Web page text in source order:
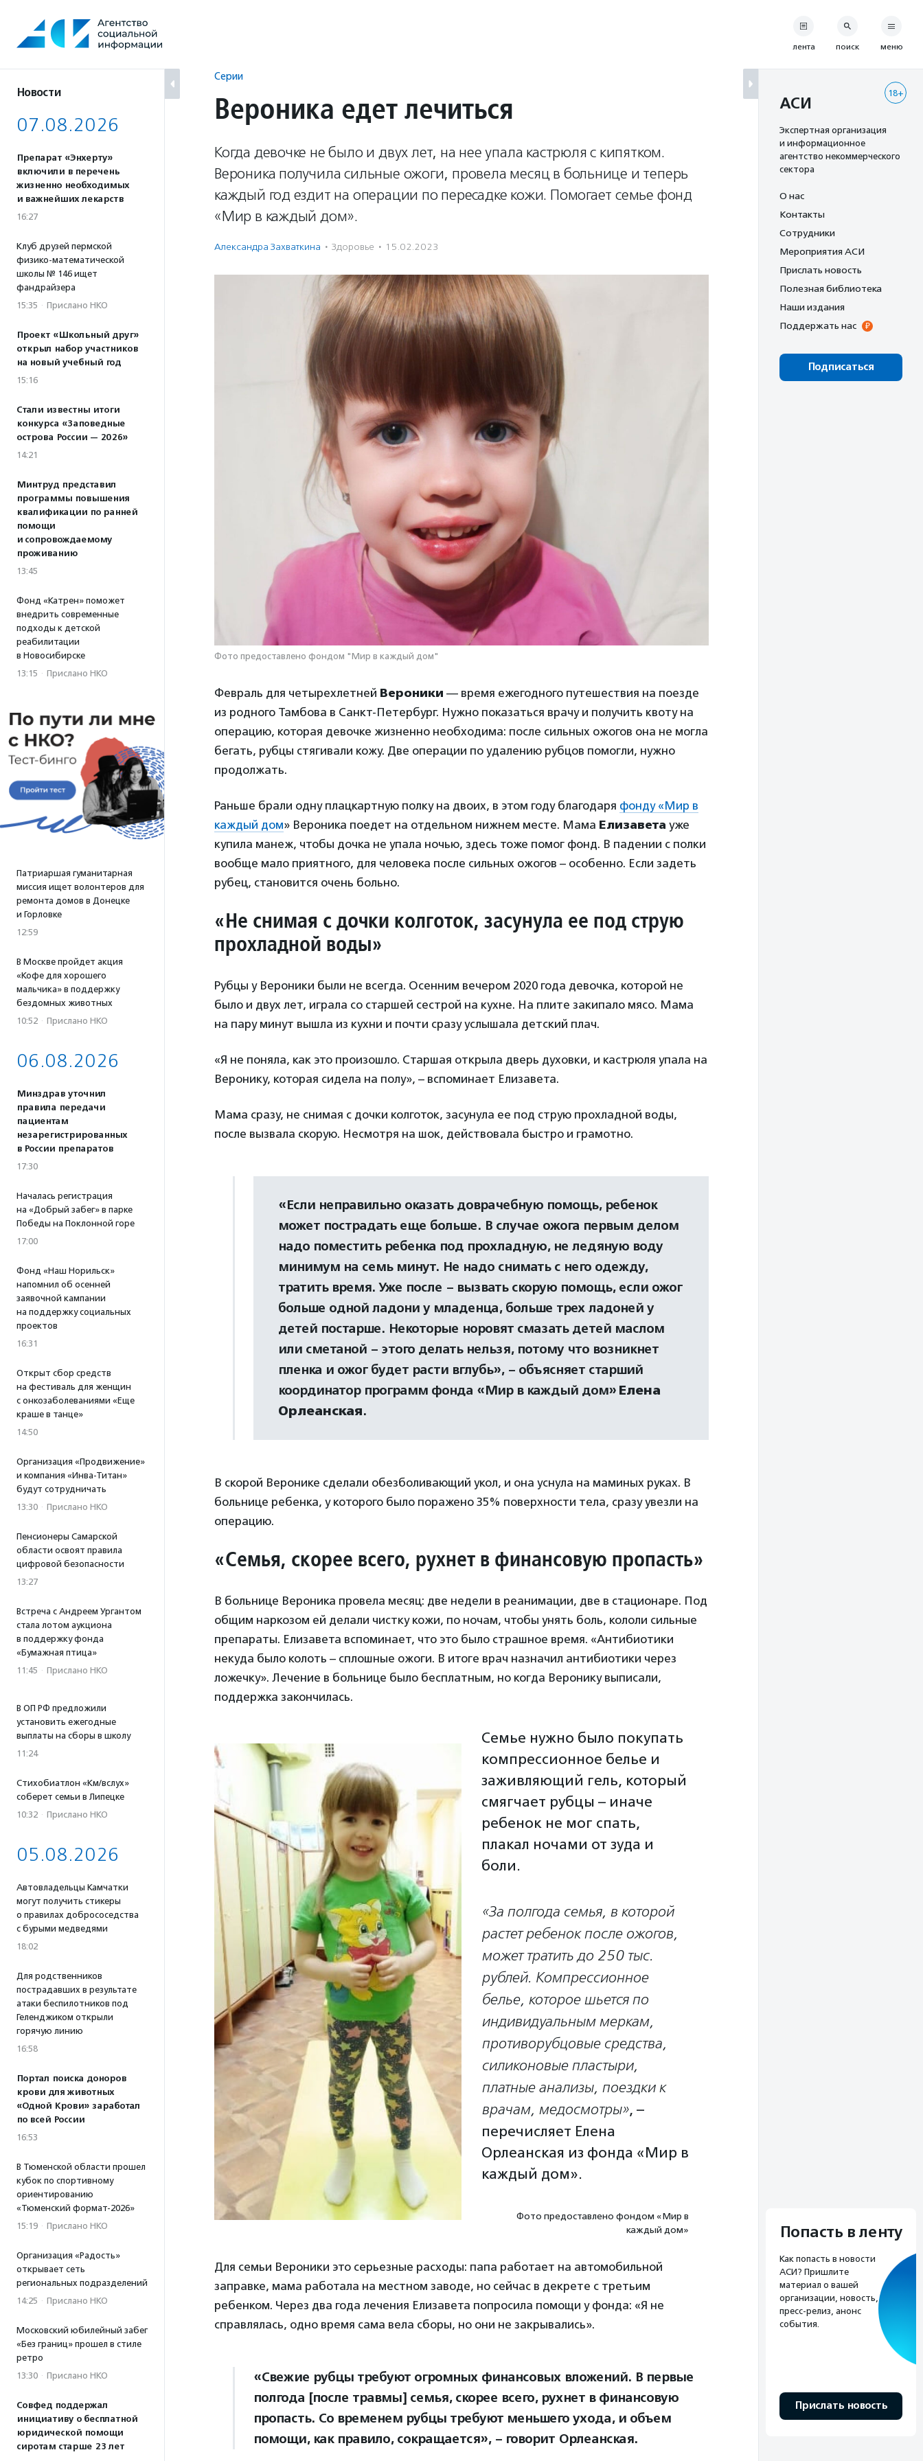
содержанию
Новости
07.08.2026
Препарат «Энхерту»
включили в перечень
жизненно необходимых
и важнейших лекарств
16:27
Клуб друзей пермской
физико-математической
школы № 146 ищет
фандрайзера
15:35 · Прислано НКО
Проект «Школьный друг»
открыл набор участников
на новый учебный год
15:16
Стали известны итоги
конкурса «Заповедные
острова России — 2026»
14:21
Минтруд представил
программы повышения
квалификации по ранней
помощи
и сопровождаемому
проживанию
13:45
Фонд «Катрен» поможет
внедрить современные
подходы к детской
реабилитации
в Новосибирске
13:15 · Прислано НКО
Патриаршая гуманитарная
миссия ищет волонтеров для
ремонта домов в Донецке
и Горловке
12:59
В Москве пройдет акция
«Кофе для хорошего
мальчика» в поддержку
бездомных животных
10:52 · Прислано НКО
06.08.2026
Минздрав уточнил
правила передачи
пациентам
незарегистрированных
в России препаратов
17:30
Началась регистрация
на «Добрый забег» в парке
Победы на Поклонной горе
17:00
Фонд «Наш Норильск»
напомнил об осенней
заявочной кампании
на поддержку социальных
проектов
16:31
Открыт сбор средств
на фестиваль для женщин
с онкозаболеваниями «Еще
краше в танце»
14:50
Организация «Продвижение»
и компания «Инва-Титан»
будут сотрудничать
13:30 · Прислано НКО
Пенсионеры Самарской
области освоят правила
цифровой безопасности
13:27
Встреча с Андреем Ургантом
стала лотом аукциона
в поддержку фонда
«Бумажная птица»
11:45 · Прислано НКО
В ОП РФ предложили
установить ежегодные
выплаты на сборы в школу
11:24
Стихобиатлон «Км/вслух»
соберет семьи в Липецке
10:32 · Прислано НКО
05.08.2026
Автовладельцы Камчатки
могут получить стикеры
о правилах добрососедства
с бурыми медведями
18:02
Для родственников
пострадавших в результате
атаки беспилотников под
Геленджиком открыли
горячую линию
16:58
Портал поиска доноров
крови для животных
«Одной Крови» заработал
по всей России
16:53
В Тюменской области прошел
кубок по спортивному
ориентированию
«Тюменский формат-2026»
15:19 · Прислано НКО
Организация «Радость»
открывает сеть
региональных подразделений
14:25 · Прислано НКО
Московский юбилейный забег
«Без границ» прошел в стиле
ретро
13:30 · Прислано НКО
Совфед поддержал
инициативу о бесплатной
юридической помощи
сиротам старше 23 лет
Серии
Вероника едет лечиться
Когда девочке не было и двух лет, на нее упала кастрюля с кипятком.
Вероника получила сильные ожоги, провела месяц в больнице и теперь
каждый год ездит на операции по пересадке кожи. Помогает семье фонд
«Мир в каждый дом».
Александра Захваткина · Здоровье · 15.02.2023
Фото предоставлено фондом "Мир в каждый дом"
Февраль для четырехлетней Вероники — время ежегодного путешествия на поезде
из родного Тамбова в Санкт-Петербург. Нужно показаться врачу и получить квоту на
операцию, которая девочке жизненно необходима: после сильных ожогов она не могла
бегать, рубцы стягивали кожу. Две операции по удалению рубцов помогли, нужно
продолжать.
Раньше брали одну плацкартную полку на двоих, в этом году благодаря фонду «Мир в
каждый дом» Вероника поедет на отдельном нижнем месте. Мама Елизавета уже
купила манеж, чтобы дочка не упала ночью, здесь тоже помог фонд. В падении с полки
вообще мало приятного, для человека после сильных ожогов – особенно. Если задеть
рубец, становится очень больно.
«Не снимая с дочки колготок, засунула ее под струю
прохладной воды»
Рубцы у Вероники были не всегда. Осенним вечером 2020 года девочка, которой не
было и двух лет, играла со старшей сестрой на кухне. На плите закипало мясо. Мама
на пару минут вышла из кухни и почти сразу услышала детский плач.
«Я не поняла, как это произошло. Старшая открыла дверь духовки, и кастрюля упала на
Веронику, которая сидела на полу», – вспоминает Елизавета.
Мама сразу, не снимая с дочки колготок, засунула ее под струю прохладной воды,
после вызвала скорую. Несмотря на шок, действовала быстро и грамотно.
«Если неправильно оказать доврачебную помощь, ребенок
может пострадать еще больше. В случае ожога первым делом
надо поместить ребенка под прохладную, не ледяную воду
минимум на семь минут. Не надо снимать с него одежду,
тратить время. Уже после – вызвать скорую помощь, если ожог
больше одной ладони у младенца, больше трех ладоней у
детей постарше. Некоторые норовят смазать детей маслом
или сметаной – этого делать нельзя, потому что возникнет
пленка и ожог будет расти вглубь», – объясняет старший
координатор программ фонда «Мир в каждый дом» Елена
Орлеанская.
В скорой Веронике сделали обезболивающий укол, и она уснула на маминых руках. В
больнице ребенка, у которого было поражено 35% поверхности тела, сразу увезли на
операцию.
«Семья, скорее всего, рухнет в финансовую пропасть»
В больнице Вероника провела месяц: две недели в реанимации, две в стационаре. Под
общим наркозом ей делали чистку кожи, по ночам, чтобы унять боль, кололи сильные
препараты. Елизавета вспоминает, что это было страшное время. «Антибиотики
некуда было колоть – сплошные ожоги. В итоге врач назначил антибиотики через
ложечку». Лечение в больнице было бесплатным, но когда Веронику выписали,
поддержка закончилась.
Семье нужно было покупать
компрессионное белье и
заживляющий гель, который
смягчает рубцы – иначе
ребенок не мог спать,
плакал ночами от зуда и
боли.
«За полгода семья, в которой
растет ребенок после ожогов,
может тратить до 250 тыс.
рублей. Компрессионное
белье, которое шьется по
индивидуальным меркам,
противорубцовые средства,
силиконовые пластыри,
платные анализы, поездки к
врачам, медосмотры», –
перечисляет Елена
Орлеанская из фонда «Мир в
каждый дом».
Фото предоставлено фондом «Мир в
каждый дом»
Для семьи Вероники это серьезные расходы: папа работает на автомобильной
заправке, мама работала на местном заводе, но сейчас в декрете с третьим
ребенком. Через два года лечения Елизавета попросила помощи у фонда: «Я не
справлялась, одно время сама вела сборы, но они не закрывались».
«Свежие рубцы требуют огромных финансовых вложений. В первые
полгода [после травмы] семья, скорее всего, рухнет в финансовую
пропасть. Со временем рубцы требуют меньшего ухода, и объем
помощи, как правило, сокращается», – говорит Орлеанская.
лента поиск меню
18+
АСИ
Экспертная организация
и информационное
агентство некоммерческого
сектора
О нас
Контакты
Сотрудники
Мероприятия АСИ
Прислать новость
Полезная библиотека
Наши издания
Поддержать нас
Подписаться
Попасть в ленту
Как попасть в новости
АСИ? Пришлите
материал о вашей
организации, новость,
пресс-релиз, анонс
события.
Прислать новость